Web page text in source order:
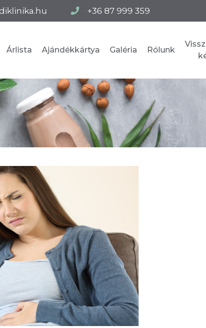
+36 87 999 359
Árlista Ajándékkártya Galéria Rólunk